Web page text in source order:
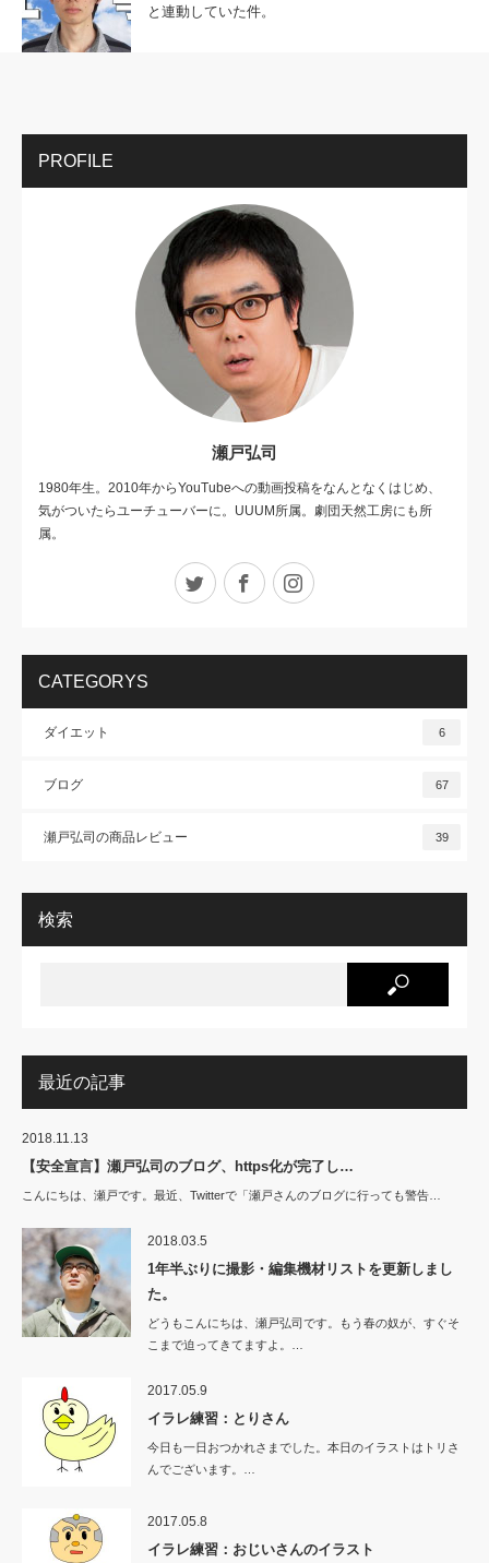
と連動していた件。
PROFILE
瀬戸弘司
1980年生。2010年からYouTubeへの動画投稿をなんとなくはじめ、
気がついたらユーチューバーに。UUUM所属。劇団天然工房にも所
属。
Twitter Facebook
CATEGORYS
ダイエット 6
ブログ 67
瀬戸弘司の商品レビュー 39
検索
最近の記事
2018.11.13
【安全宣言】瀬戸弘司のブログ、https化が完了し…
こんにちは、瀬戸です。最近、Twitterで「瀬戸さんのブログに行っても警告…
2018.03.5
1年半ぶりに撮影・編集機材リストを更新しまし
た。
どうもこんにちは、瀬戸弘司です。もう春の奴が、すぐそ
こまで迫ってきてますよ。…
2017.05.9
イラレ練習：とりさん
今日も一日おつかれさまでした。本日のイラストはトリさ
んでございます。…
2017.05.8
イラレ練習：おじいさんのイラスト